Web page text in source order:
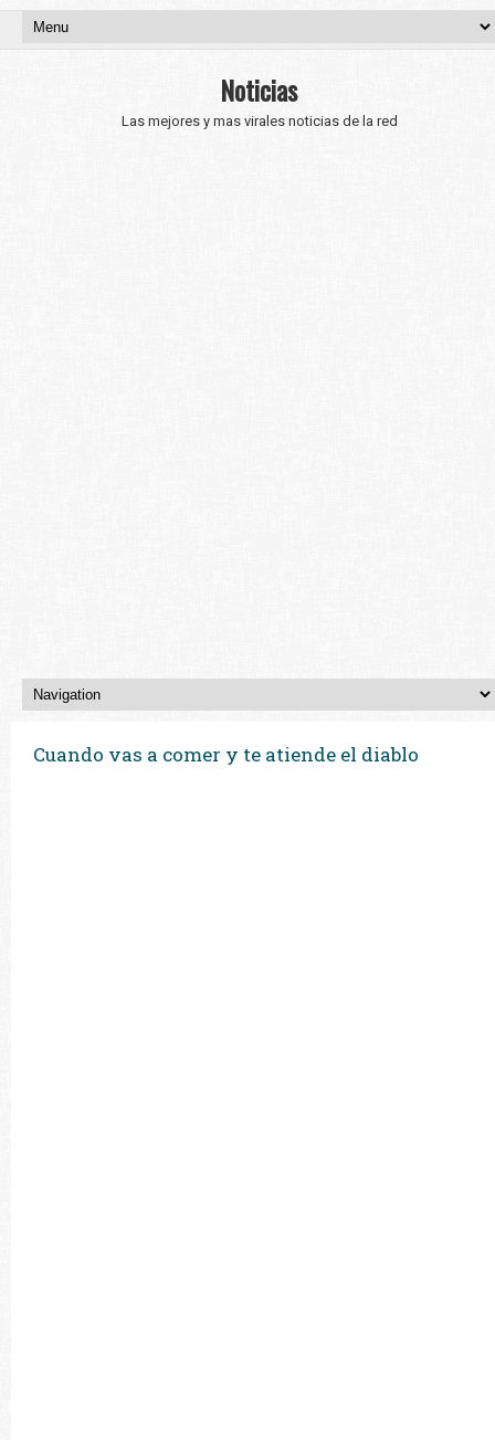
Noticias
Las mejores y mas virales noticias de la red
Cuando vas a comer y te atiende el diablo